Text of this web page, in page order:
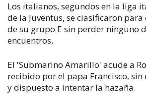
Los italianos, segundos en la liga
de la Juventus, se clasificaron
de su grupo E sin perder ninguno
encuentros.
El 'Submarino Amarillo' acude a
recibido por el papa Francisco,
y dispuesto a intentar la hazaña.